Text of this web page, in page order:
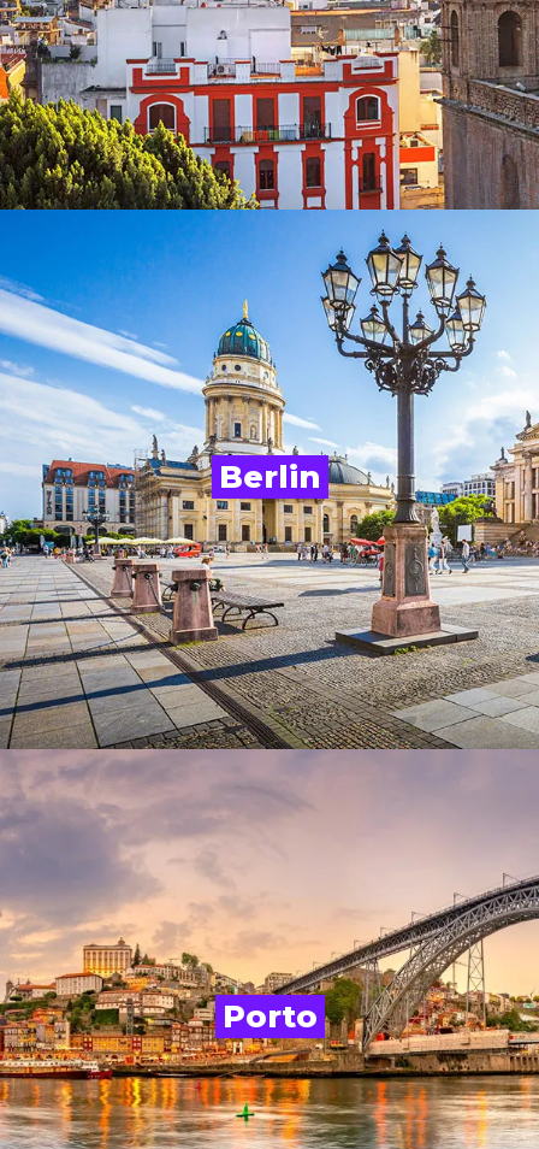
Berlin
Porto